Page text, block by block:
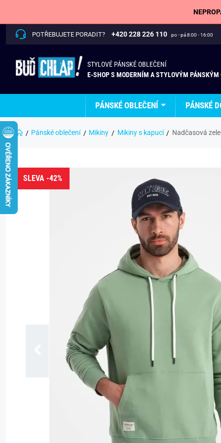
POTŘEBUJETE PORADIT? +420 228 226 110 po - pá 8:00 - 16:00
STYLOVÉ PÁNSKÉ OBLEČENÍ
E-SHOP S MODERNÍM A STYLOVÝM PÁNSKÝM
PÁNSKÉ OBLEČENÍ PÁNSKÉ
Pánské oblečení Mikiny Mikiny s kapucí Nadčasová
SLEVA -42%